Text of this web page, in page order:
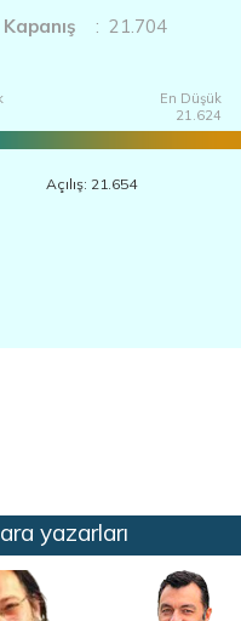
: 21.704
En Düşük
21.624
Açılış: 21.654
yazarları